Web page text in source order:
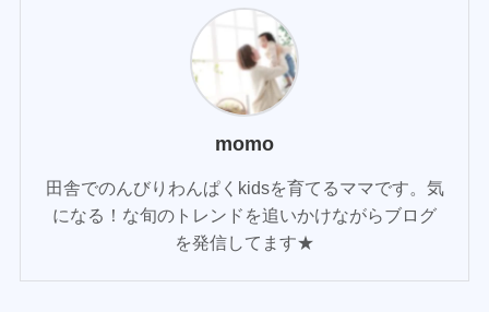
momo
田舎でのんびりわんぱくkidsを育てるママです。気
になる！な旬のトレンドを追いかけながらブログ
を発信してます★